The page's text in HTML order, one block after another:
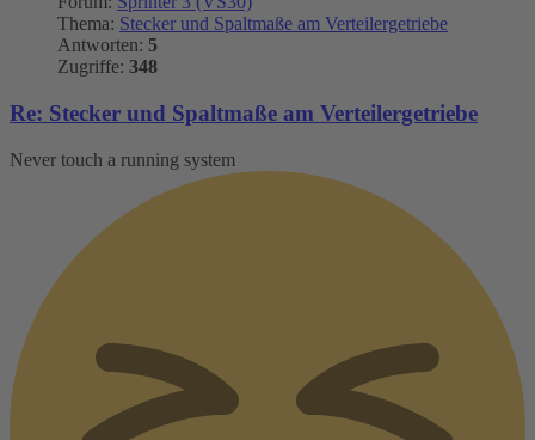
Thema: Stecker und Spaltmaße am Verteilergetriebe
Antworten: 5
Zugriffe: 348
Re: Stecker und Spaltmaße am Verteilergetriebe
Never touch a running system